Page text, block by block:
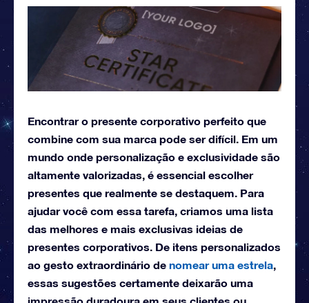
Encontrar o presente corporativo perfeito que
combine com sua marca pode ser difícil. Em um
mundo onde personalização e exclusividade são
altamente valorizadas, é essencial escolher
presentes que realmente se destaquem. Para
ajudar você com essa tarefa, criamos uma lista
das melhores e mais exclusivas ideias de
presentes corporativos. De itens personalizados
ao gesto extraordinário de nomear uma estrela,
essas sugestões certamente deixarão uma